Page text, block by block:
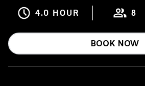
4.0 HOUR 8
BOOK NOW